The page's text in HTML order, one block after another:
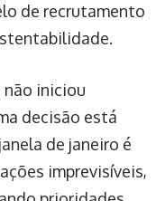
de recrutamento
iniciou
decisão está
de janeiro é
imprevisíveis,